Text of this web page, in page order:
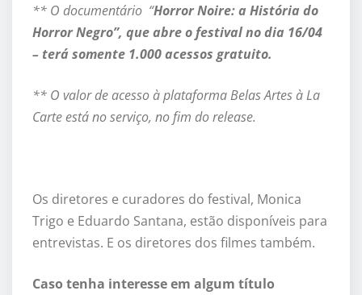
** O documentário “Horror Noire: a História do
Horror Negro”, que abre o festival no dia 16/04
– terá somente 1.000 acessos gratuito.
** O valor de acesso à plataforma Belas Artes à La
Carte está no serviço, no fim do release.
Os diretores e curadores do festival, Monica
Trigo e Eduardo Santana, estão disponíveis para
entrevistas. E os diretores dos filmes também.
Caso tenha interesse em algum título